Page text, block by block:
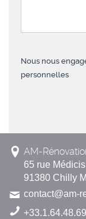
Nous nous
personnelles
AM-
65 rue Médicis
91380 Chilly
contact@am-